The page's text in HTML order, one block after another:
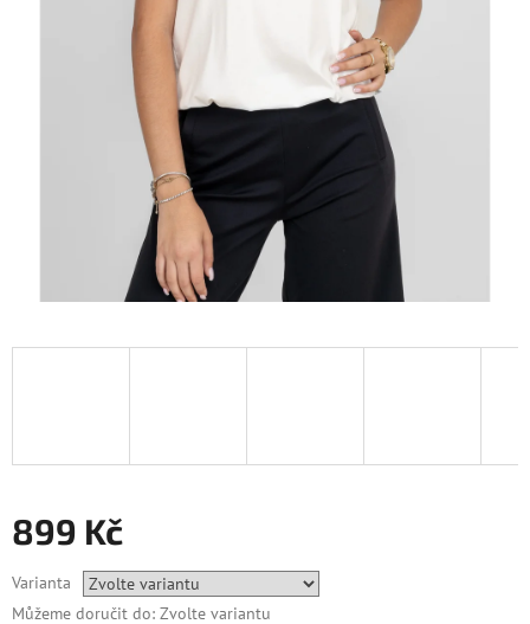
899 Kč
cena:
Varianta
Můžeme doručit do: Zvolte variantu